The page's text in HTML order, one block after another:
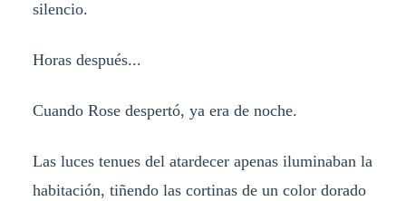
silencio.
Horas después...
Cuando Rose despertó, ya era de noche.
Las luces tenues del atardecer apenas iluminaban la
habitación, tiñendo las cortinas de un color dorado